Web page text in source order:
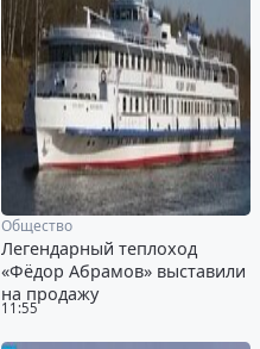
11:55
Общество
Легендарный теплоход
«Фёдор Абрамов» выставили
на продажу